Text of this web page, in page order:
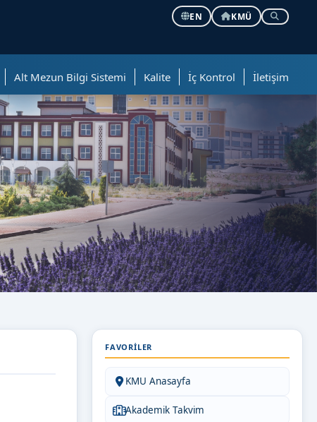
EN
KMÜ
Alt Mezun Bilgi Sistemi Kalite İç Kontrol İletişim
FAVORILER
KMU Anasayfa
Akademik Takvim